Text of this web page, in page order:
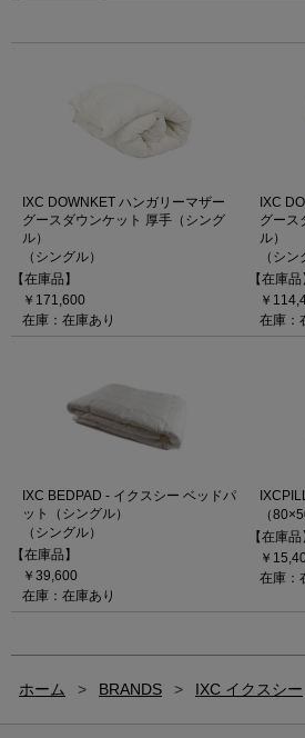
IXC DOWNKET ハンガリーマザー
グースダウンケット 厚手（シング
ル）
（シングル）
【在庫品】
￥171,600
在庫：在庫あり
IXC
グース
ル）
（シン
【在庫品
￥
在庫：
IXC BEDPAD - イクスシー ベッドパ
ット（シングル）
（シングル）
【在庫品】
￥39,600
在庫：在庫あり
（
【在庫品
￥
在庫：
ホーム > BRANDS > IXC イクスシー